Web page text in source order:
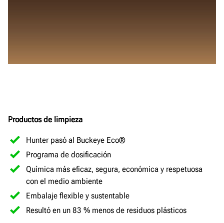
Productos de limpieza
Hunter pasó al Buckeye Eco®
Programa de dosificación
Química más eficaz, segura, económica y respetuosa
con el medio ambiente
Embalaje flexible y sustentable
Resultó en un 83 % menos de residuos plásticos